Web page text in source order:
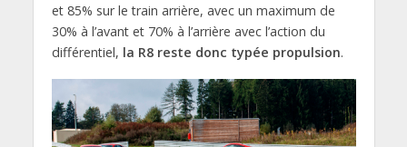
et 85% sur le train arrière, avec un maximum de
30% à l’avant et 70% à l’arrière avec l’action du
différentiel, la R8 reste donc typée propulsion.